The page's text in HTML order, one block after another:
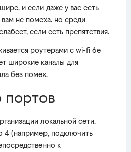
и если даже у вас есть
не помеха. но среди
если есть препятствия.
роутерами с wi-fi 6e
широкие каналы для
без помех.
портов
локальной сети.
4 (например, подключить
к